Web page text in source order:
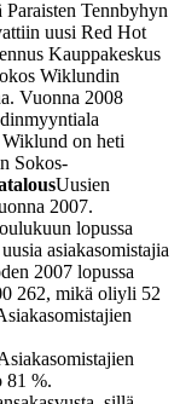
Tennbyhyn
uusi Red Hot
Kauppakeskus
Wiklundin
Vuonna 2008
myyntiala
Wiklund on heti
Sokos-
Uusien
2007.
lopussa
asiakasomistajia
2007 lopussa
262, mikä oliyli 52
81 %.